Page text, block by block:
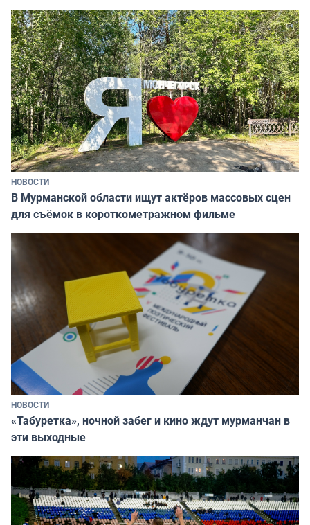
НОВОСТИ
В Мурманской области ищут актёров массовых сцен
для съёмок в короткометражном фильме
НОВОСТИ
«Табуретка», ночной забег и кино ждут мурманчан в
эти выходные